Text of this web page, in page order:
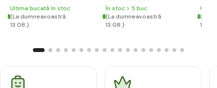
Ultima bucată în stoc
(La dumneavoastră
13.08.)
În stoc > 5 buc
(La dumneavoastră
13.08.)
(La